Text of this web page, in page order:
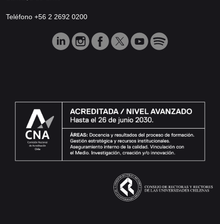
Teléfono +56 2 2692 0200